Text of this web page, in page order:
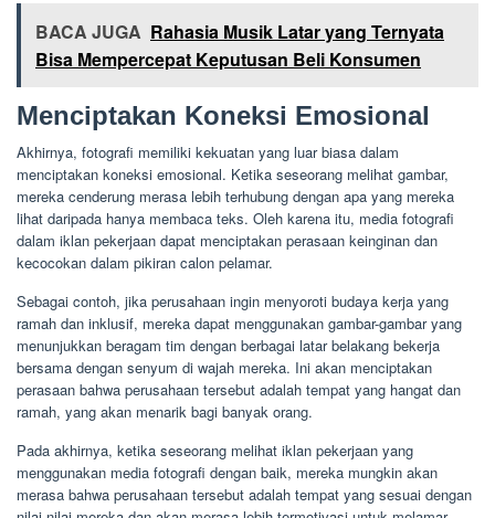
BACA JUGA Rahasia Musik Latar yang Ternyata
Bisa Mempercepat Keputusan Beli Konsumen
Menciptakan Koneksi Emosional
Akhirnya, fotografi memiliki kekuatan yang luar biasa dalam
menciptakan koneksi emosional. Ketika seseorang melihat gambar,
mereka cenderung merasa lebih terhubung dengan apa yang mereka
lihat daripada hanya membaca teks. Oleh karena itu, media fotografi
dalam iklan pekerjaan dapat menciptakan perasaan keinginan dan
kecocokan dalam pikiran calon pelamar.
Sebagai contoh, jika perusahaan ingin menyoroti budaya kerja yang
ramah dan inklusif, mereka dapat menggunakan gambar-gambar yang
menunjukkan beragam tim dengan berbagai latar belakang bekerja
bersama dengan senyum di wajah mereka. Ini akan menciptakan
perasaan bahwa perusahaan tersebut adalah tempat yang hangat dan
ramah, yang akan menarik bagi banyak orang.
Pada akhirnya, ketika seseorang melihat iklan pekerjaan yang
menggunakan media fotografi dengan baik, mereka mungkin akan
merasa bahwa perusahaan tersebut adalah tempat yang sesuai dengan